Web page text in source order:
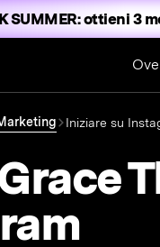
SUMMER:ottieni 3
Iniziare su